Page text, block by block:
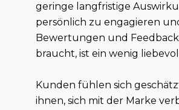
geringe langfristige
persönlich zu engagieren
Bewertungen und
braucht, ist ein wenig
Kunden fühlen sich
ihnen, sich mit der Marke